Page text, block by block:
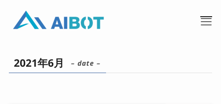
2021年6月 – date –